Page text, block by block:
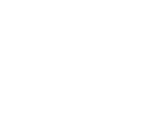
Du pratique, de l'indispensable ou simplement du